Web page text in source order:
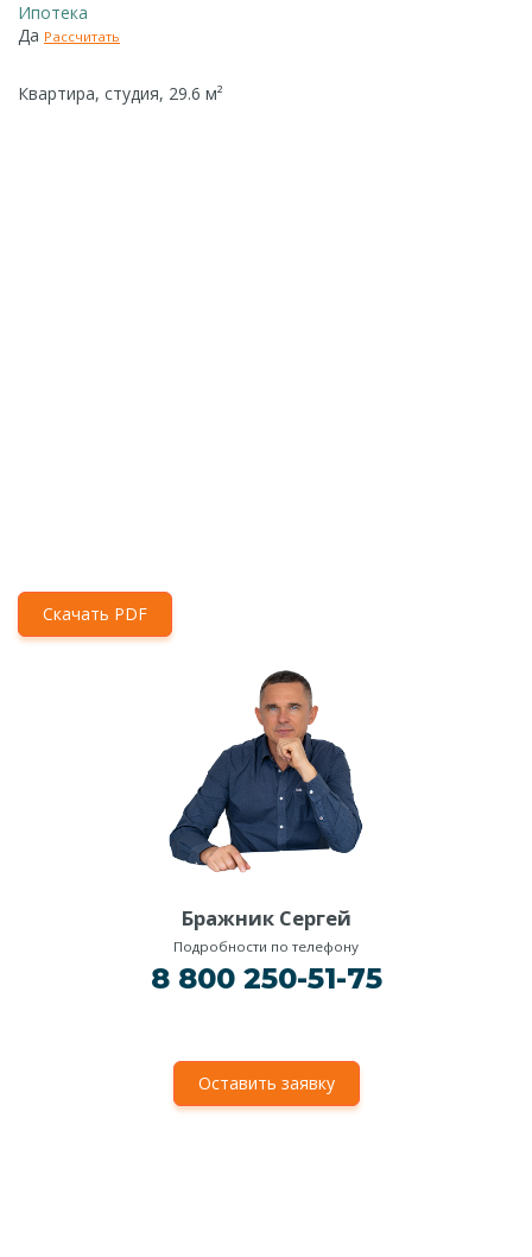
Ипотека
Да Рассчитать
Квартира, студия, 29.6 м²
Скачать PDF
Бражник Сергей
Подробности по телефону
8 800 250-51-75
Оставить заявку